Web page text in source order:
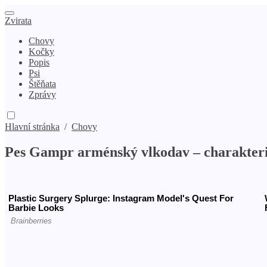
Zvirata
Chovy
Kočky
Popis
Psi
Štěňata
Zprávy
Hlavní stránka / Chovy
Pes Gampr arménský vlkodav –